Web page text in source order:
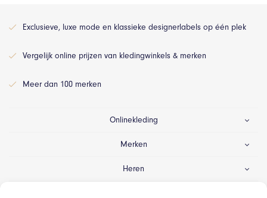
Exclusieve, luxe mode en klassieke designerlabels op één plek
Vergelijk online prijzen van kledingwinkels & merken
Meer dan 100 merken
Onlinekleding
Merken
Heren